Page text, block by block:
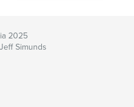
2025
Simunds